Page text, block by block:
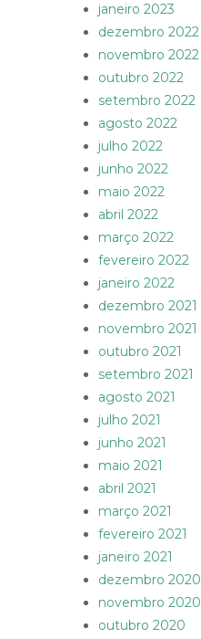
janeiro 2023
dezembro 2022
novembro 2022
outubro 2022
setembro 2022
agosto 2022
julho 2022
junho 2022
maio 2022
abril 2022
março 2022
fevereiro 2022
janeiro 2022
dezembro 2021
novembro 2021
outubro 2021
setembro 2021
agosto 2021
julho 2021
junho 2021
maio 2021
abril 2021
março 2021
fevereiro 2021
janeiro 2021
dezembro 2020
novembro 2020
outubro 2020